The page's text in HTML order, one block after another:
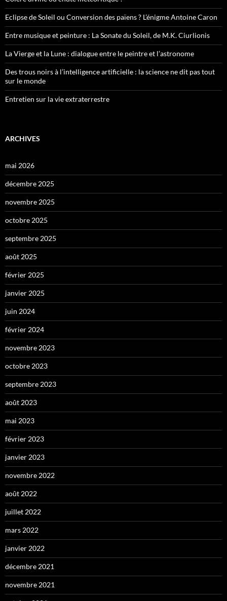
Eclipse de Soleil ou Conversion des païens ? L’énigme Antoine Caron
Entre musique et peinture : La Sonate du Soleil, de M.K. Ciurlionis
La Vierge et la Lune : dialogue entre le peintre et l’astronome
Des trous noirs à l’intelligence artificielle : la science ne dit pas tout
sur le monde
Entretien sur la vie extraterrestre
ARCHIVES
mai 2026
décembre 2025
novembre 2025
octobre 2025
septembre 2025
août 2025
février 2025
janvier 2025
juin 2024
février 2024
novembre 2023
octobre 2023
septembre 2023
août 2023
mai 2023
février 2023
janvier 2023
novembre 2022
août 2022
juillet 2022
mars 2022
janvier 2022
décembre 2021
novembre 2021